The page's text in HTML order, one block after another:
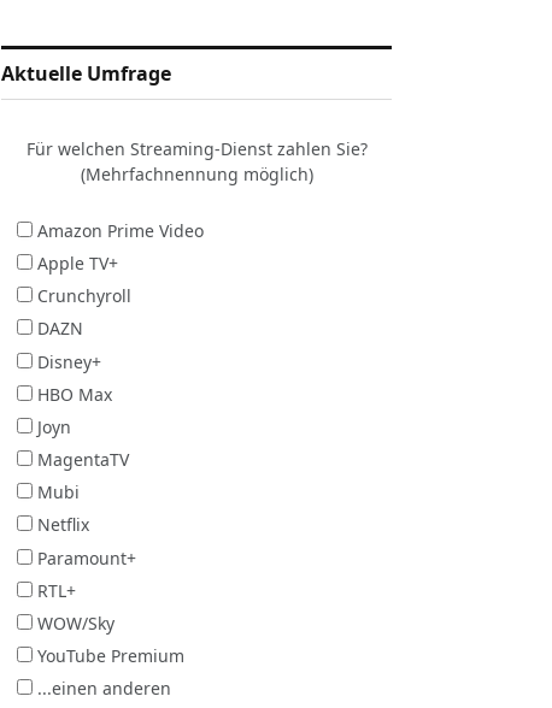
Aktuelle Umfrage
Für welchen Streaming-Dienst zahlen Sie?
(Mehrfachnennung möglich)
Amazon Prime Video
Apple TV+
Crunchyroll
DAZN
Disney+
HBO Max
Joyn
MagentaTV
Mubi
Netflix
Paramount+
RTL+
WOW/Sky
YouTube Premium
...einen anderen